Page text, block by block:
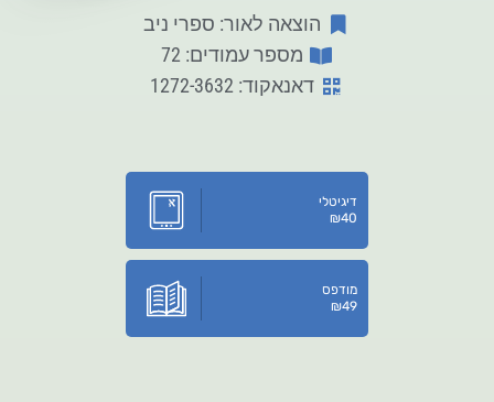
הוצאה לאור: ספרי ניב
מספר עמודים: 72
דאנאקוד: 1272-3632
דיגיטלי
₪40
מודפס
₪49